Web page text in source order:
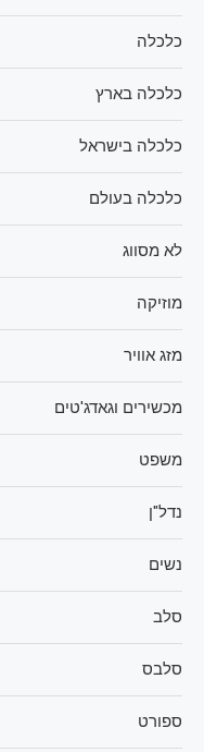
כלכלה
כלכלה בארץ
כלכלה בישראל
כלכלה בעולם
לא מסווג
מוזיקה
מזג אוויר
מכשירים וגאדג'טים
משפט
נדל"ן
נשים
סלב
סלבס
ספורט